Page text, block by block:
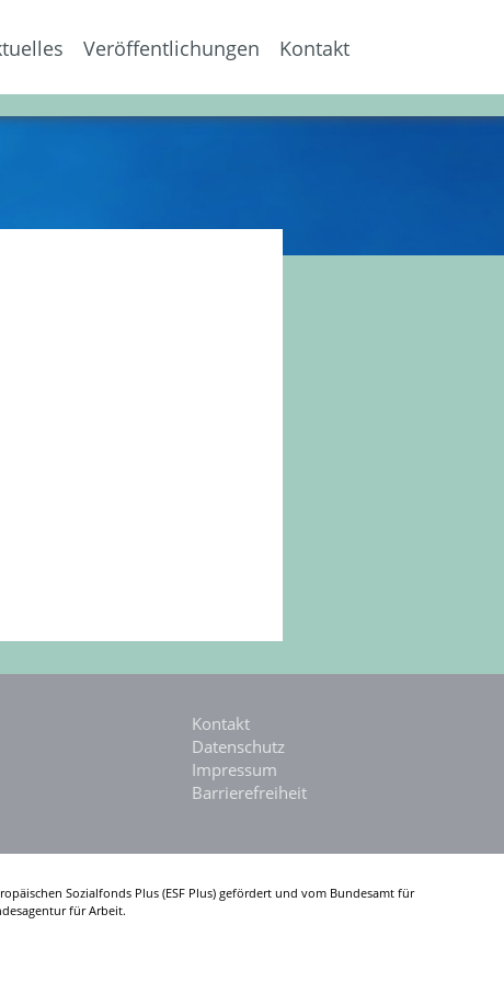
Veröffentlichungen Kontakt
Kontakt
Datenschutz
Impressum
Barrierefreiheit
Sozialfonds Plus (ESF Plus) gefördert und vom Bundesamt für
für Arbeit.